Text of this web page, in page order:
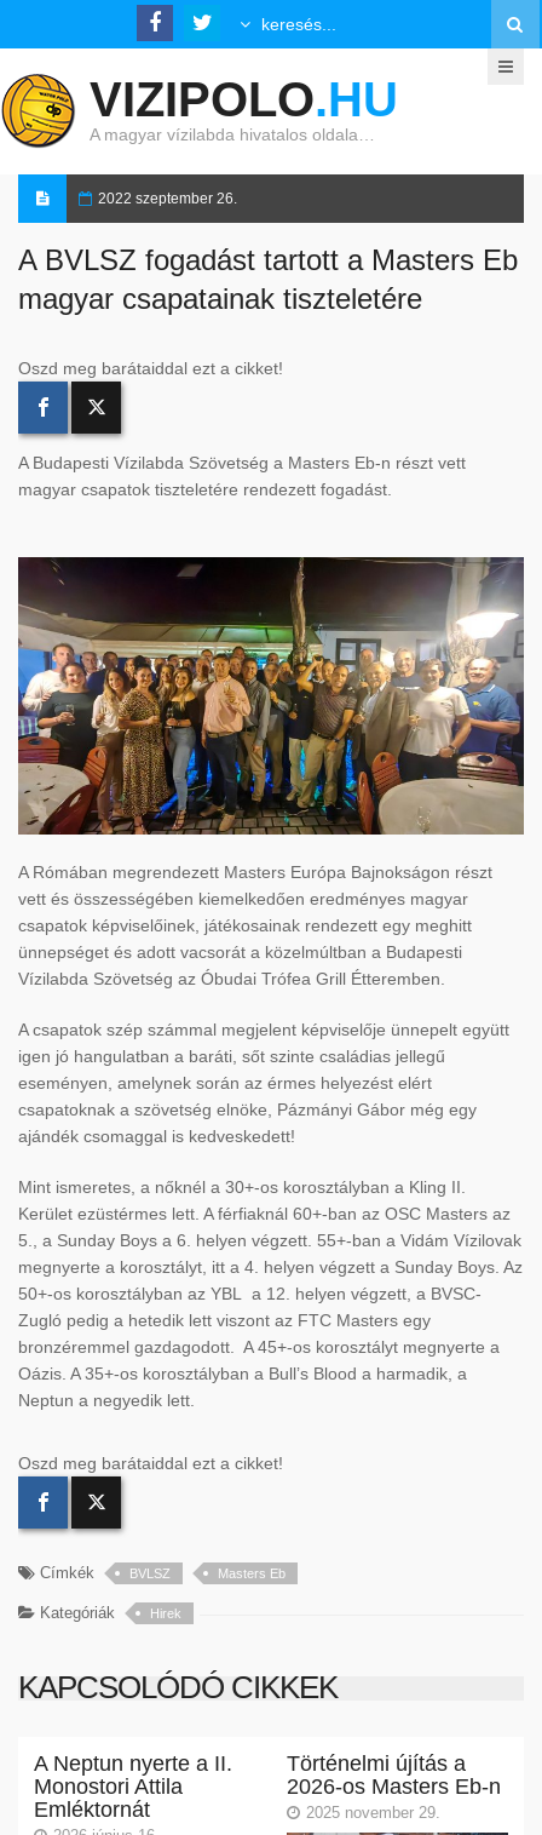
VIZIPOLO.HU
A magyar vízilabda hivatalos oldala…
2022 szeptember 26.
A BVLSZ fogadást tartott a Masters Eb
magyar csapatainak tiszteletére
Oszd meg barátaiddal ezt a cikket!
A Budapesti Vízilabda Szövetség a Masters Eb-n részt vett
magyar csapatok tiszteletére rendezett fogadást.
A Rómában megrendezett Masters Európa Bajnokságon részt
vett és összességében kiemelkedően eredményes magyar
csapatok képviselőinek, játékosainak rendezett egy meghitt
ünnepséget és adott vacsorát a közelmúltban a Budapesti
Vízilabda Szövetség az Óbudai Trófea Grill Étteremben.
A csapatok szép számmal megjelent képviselője ünnepelt együtt
igen jó hangulatban a baráti, sőt szinte családias jellegű
eseményen, amelynek során az érmes helyezést elért
csapatoknak a szövetség elnöke, Pázmányi Gábor még egy
ajándék csomaggal is kedveskedett!
Mint ismeretes, a nőknél a 30+-os korosztályban a Kling II.
Kerület ezüstérmes lett. A férfiaknál 60+-ban az OSC Masters az
5., a Sunday Boys a 6. helyen végzett. 55+-ban a Vidám Vízilovak
megnyerte a korosztályt, itt a 4. helyen végzett a Sunday Boys. Az
50+-os korosztályban az YBL a 12. helyen végzett, a BVSC-
Zugló pedig a hetedik lett viszont az FTC Masters egy
bronzéremmel gazdagodott. A 45+-os korosztályt megnyerte a
Oázis. A 35+-os korosztályban a Bull’s Blood a harmadik, a
Neptun a negyedik lett.
Oszd meg barátaiddal ezt a cikket!
Címkék BVLSZ Masters Eb
Kategóriák Hirek
KAPCSOLÓDÓ CIKKEK
A Neptun nyerte a II.
Monostori Attila
Emléktornát
Történelmi újítás a
2026-os Masters Eb-n
2025 november 29.